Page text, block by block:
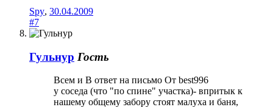
Spy, 30.04.2009
#7
Гульнур Гость
Всем и В ответ на письмо От best996
у соседа (что "по спине" участка)- впритык к
нашему общему забору стоят малуха и баня,